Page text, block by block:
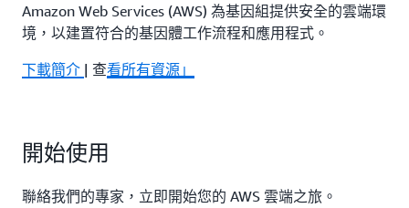
Amazon Web Services (AWS) 為基因組提供安全的雲端環
境，以建置符合的基因體工作流程和應用程式。
下載簡介 | 查看所有資源」
開始使用
聯絡我們的專家，立即開始您的 AWS 雲端之旅。